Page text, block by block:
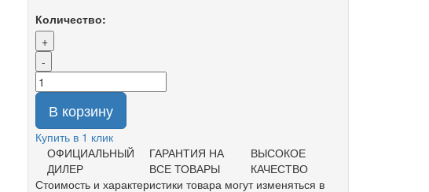
Количество:
+
-
В корзину
Купить в 1 клик
ОФИЦИАЛЬНЫЙ
ДИЛЕР
ГАРАНТИЯ НА
ВСЕ ТОВАРЫ
ВЫСОКОЕ
КАЧЕСТВО
Стоимость и характеристики товара могут изменяться в